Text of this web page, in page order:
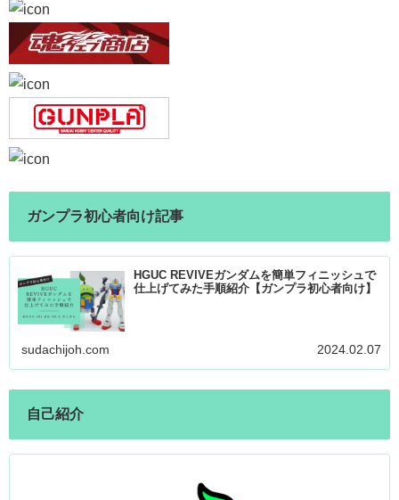
ガンプラ初心者向け記事
HGUC REVIVEガンダムを簡単フィニッシュで
仕上げてみた手順紹介【ガンプラ初心者向け】
sudachijoh.com 2024.02.07
自己紹介